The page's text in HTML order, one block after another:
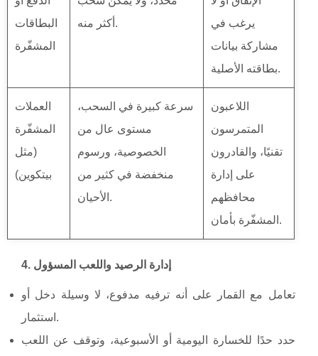
البطاقات
المشفّرة
أكثر منه.
يرغب في
مشاركة بيانات
بطاقته الأصلية.
العملات
المشفّرة
(مثل
بيتكوين)
سرعة كبيرة في السحب،
مستوى عال من
الخصوصية، ورسوم
منخفضة في كثير من
الأحيان.
اللاعبون
المتمرسون
تقنيًا، والقادرون
على إدارة
محافظهم
المشفّرة بأمان.
4. إدارة الرصيد واللعب المسؤول
تعامل مع القمار على أنه ترفيه مدفوع، لا وسيلة دخل أو
استثمار.
حدد حدًا للخسارة اليومية أو الأسبوعية، وتوقف عن اللعب